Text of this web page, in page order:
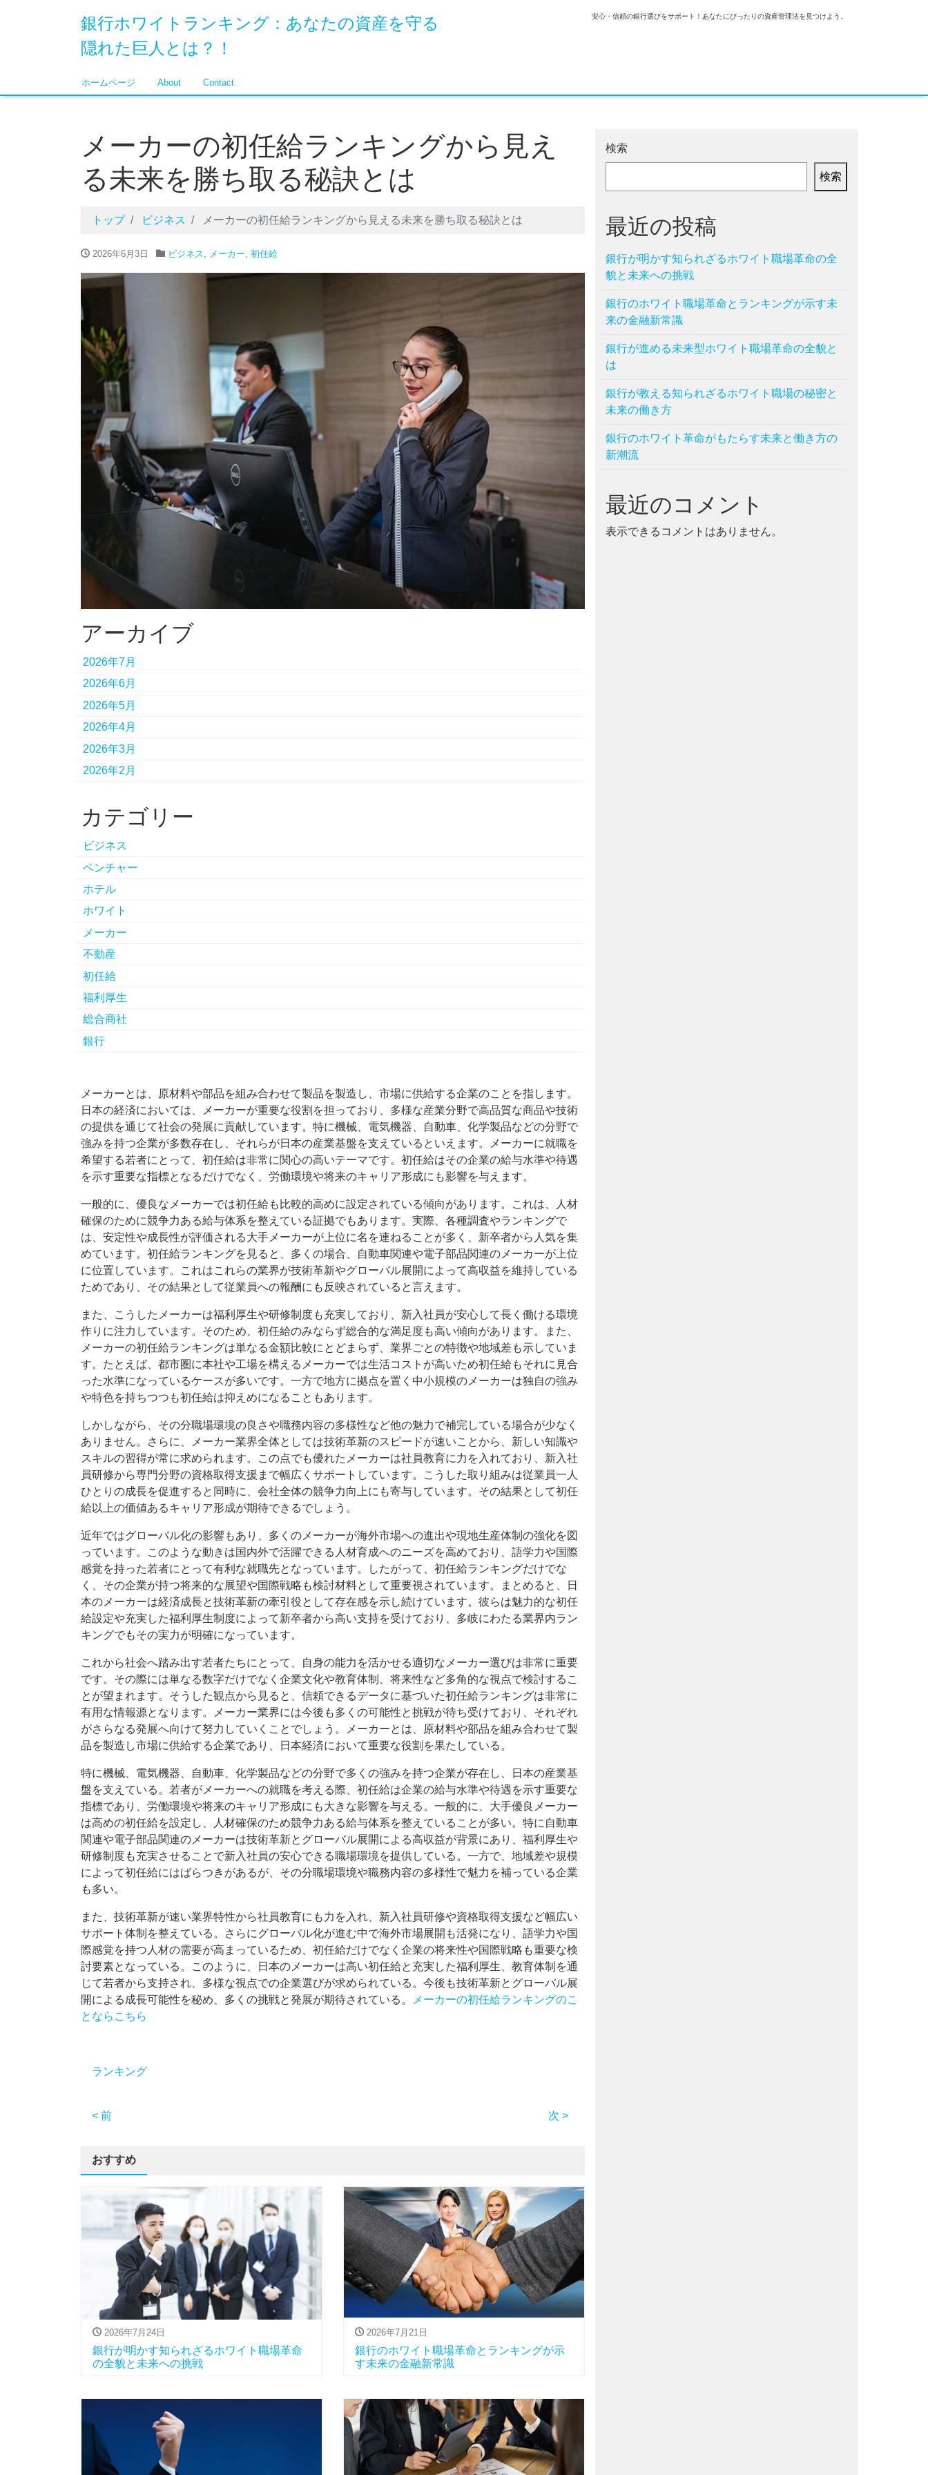
銀行ホワイトランキング：あなたの資産を守る
隠れた巨人とは？！
安心・信頼の銀行選びをサポート！あなたにぴったりの資産管理法を見つけよう。
ホームページ About Contact
メーカーの初任給ランキングから見え
る未来を勝ち取る秘訣とは
トップ ビジネス メーカーの初任給ランキングから見える未来を勝ち取る秘訣とは
2026年6月3日 ビジネス メーカー 初任給
アーカイブ
2026年7月
2026年6月
2026年5月
2026年4月
2026年3月
2026年2月
カテゴリー
ビジネス
ベンチャー
ホテル
ホワイト
メーカー
不動産
初任給
福利厚生
総合商社
銀行
メーカーとは、原材料や部品を組み合わせて製品を製造し、市場に供給する企業のことを指します。
日本の経済においては、メーカーが重要な役割を担っており、多様な産業分野で高品質な商品や技術
の提供を通じて社会の発展に貢献しています。特に機械、電気機器、自動車、化学製品などの分野で
強みを持つ企業が多数存在し、それらが日本の産業基盤を支えているといえます。メーカーに就職を
希望する若者にとって、初任給は非常に関心の高いテーマです。初任給はその企業の給与水準や待遇
を示す重要な指標となるだけでなく、労働環境や将来のキャリア形成にも影響を与えます。
一般的に、優良なメーカーでは初任給も比較的高めに設定されている傾向があります。これは、人材
確保のために競争力ある給与体系を整えている証拠でもあります。実際、各種調査やランキングで
は、安定性や成長性が評価される大手メーカーが上位に名を連ねることが多く、新卒者から人気を集
めています。初任給ランキングを見ると、多くの場合、自動車関連や電子部品関連のメーカーが上位
に位置しています。これはこれらの業界が技術革新やグローバル展開によって高収益を維持している
ためであり、その結果として従業員への報酬にも反映されていると言えます。
また、こうしたメーカーは福利厚生や研修制度も充実しており、新入社員が安心して長く働ける環境
作りに注力しています。そのため、初任給のみならず総合的な満足度も高い傾向があります。また、
メーカーの初任給ランキングは単なる金額比較にとどまらず、業界ごとの特徴や地域差も示していま
す。たとえば、都市圏に本社や工場を構えるメーカーでは生活コストが高いため初任給もそれに見合
った水準になっているケースが多いです。一方で地方に拠点を置く中小規模のメーカーは独自の強み
や特色を持ちつつも初任給は抑えめになることもあります。
しかしながら、その分職場環境の良さや職務内容の多様性など他の魅力で補完している場合が少なく
ありません。さらに、メーカー業界全体としては技術革新のスピードが速いことから、新しい知識や
スキルの習得が常に求められます。この点でも優れたメーカーは社員教育に力を入れており、新入社
員研修から専門分野の資格取得支援まで幅広くサポートしています。こうした取り組みは従業員一人
ひとりの成長を促進すると同時に、会社全体の競争力向上にも寄与しています。その結果として初任
給以上の価値あるキャリア形成が期待できるでしょう。
近年ではグローバル化の影響もあり、多くのメーカーが海外市場への進出や現地生産体制の強化を図
っています。このような動きは国内外で活躍できる人材育成へのニーズを高めており、語学力や国際
感覚を持った若者にとって有利な就職先となっています。したがって、初任給ランキングだけでな
く、その企業が持つ将来的な展望や国際戦略も検討材料として重要視されています。まとめると、日
本のメーカーは経済成長と技術革新の牽引役として存在感を示し続けています。彼らは魅力的な初任
給設定や充実した福利厚生制度によって新卒者から高い支持を受けており、多岐にわたる業界内ラン
キングでもその実力が明確になっています。
これから社会へ踏み出す若者たちにとって、自身の能力を活かせる適切なメーカー選びは非常に重要
です。その際には単なる数字だけでなく企業文化や教育体制、将来性など多角的な視点で検討するこ
とが望まれます。そうした観点から見ると、信頼できるデータに基づいた初任給ランキングは非常に
有用な情報源となります。メーカー業界には今後も多くの可能性と挑戦が待ち受けており、それぞれ
がさらなる発展へ向けて努力していくことでしょう。メーカーとは、原材料や部品を組み合わせて製
品を製造し市場に供給する企業であり、日本経済において重要な役割を果たしている。
特に機械、電気機器、自動車、化学製品などの分野で多くの強みを持つ企業が存在し、日本の産業基
盤を支えている。若者がメーカーへの就職を考える際、初任給は企業の給与水準や待遇を示す重要な
指標であり、労働環境や将来のキャリア形成にも大きな影響を与える。一般的に、大手優良メーカー
は高めの初任給を設定し、人材確保のため競争力ある給与体系を整えていることが多い。特に自動車
関連や電子部品関連のメーカーは技術革新とグローバル展開による高収益が背景にあり、福利厚生や
研修制度も充実させることで新入社員の安心できる職場環境を提供している。一方で、地域差や規模
によって初任給にはばらつきがあるが、その分職場環境や職務内容の多様性で魅力を補っている企業
も多い。
また、技術革新が速い業界特性から社員教育にも力を入れ、新入社員研修や資格取得支援など幅広い
サポート体制を整えている。さらにグローバル化が進む中で海外市場展開も活発になり、語学力や国
際感覚を持つ人材の需要が高まっているため、初任給だけでなく企業の将来性や国際戦略も重要な検
討要素となっている。このように、日本のメーカーは高い初任給と充実した福利厚生、教育体制を通
じて若者から支持され、多様な視点での企業選びが求められている。今後も技術革新とグローバル展
開による成長可能性を秘め、多くの挑戦と発展が期待されている。
メーカーの初任給ランキングのこ
とならこちら
ランキング
< 前 次 >
おすすめ
2026年7月24日
銀行が明かす知られざるホワイト職場革命
の全貌と未来への挑戦
2026年7月21日
銀行のホワイト職場革命とランキングが示
す未来の金融新常識
検索
検索
最近の投稿
銀行が明かす知られざるホワイト職場革命の全
貌と未来への挑戦
銀行のホワイト職場革命とランキングが示す未
来の金融新常識
銀行が進める未来型ホワイト職場革命の全貌と
は
銀行が教える知られざるホワイト職場の秘密と
未来の働き方
銀行のホワイト革命がもたらす未来と働き方の
新潮流
最近のコメント
表示できるコメントはありません。